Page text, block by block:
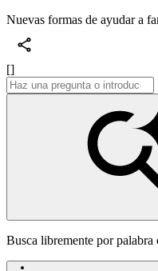
Nuevas formas de ayudar a
[]
Busca libremente por